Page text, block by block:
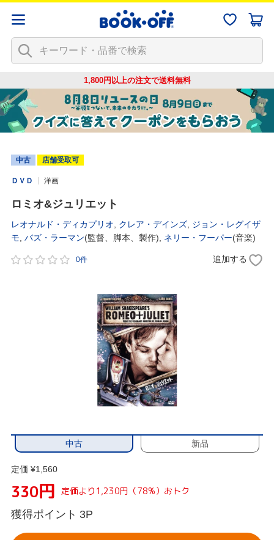
1,800円以上の注文で送料無料
中古 店舗受取可
ＤＶＤ 洋画
ロミオ&ジュリエット
レオナルド・ディカプリオ クレア・デインズ ジョン・レグイザ
モ バズ・ラーマン(監督、脚本、製作), ネリー・フーパー(音楽)
0件 追加する
中古 新品
定価 ¥1,560
330円 定価より1,230円（78%）おトク
獲得ポイント 3P